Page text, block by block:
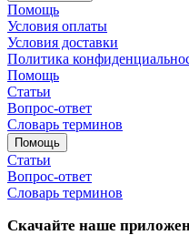
Помощь
Условия оплаты
Условия доставки
Политика
Помощь
Статьи
Вопрос-ответ
Словарь терминов
Помощь
Статьи
Вопрос-ответ
Словарь терминов
Скачайте наше